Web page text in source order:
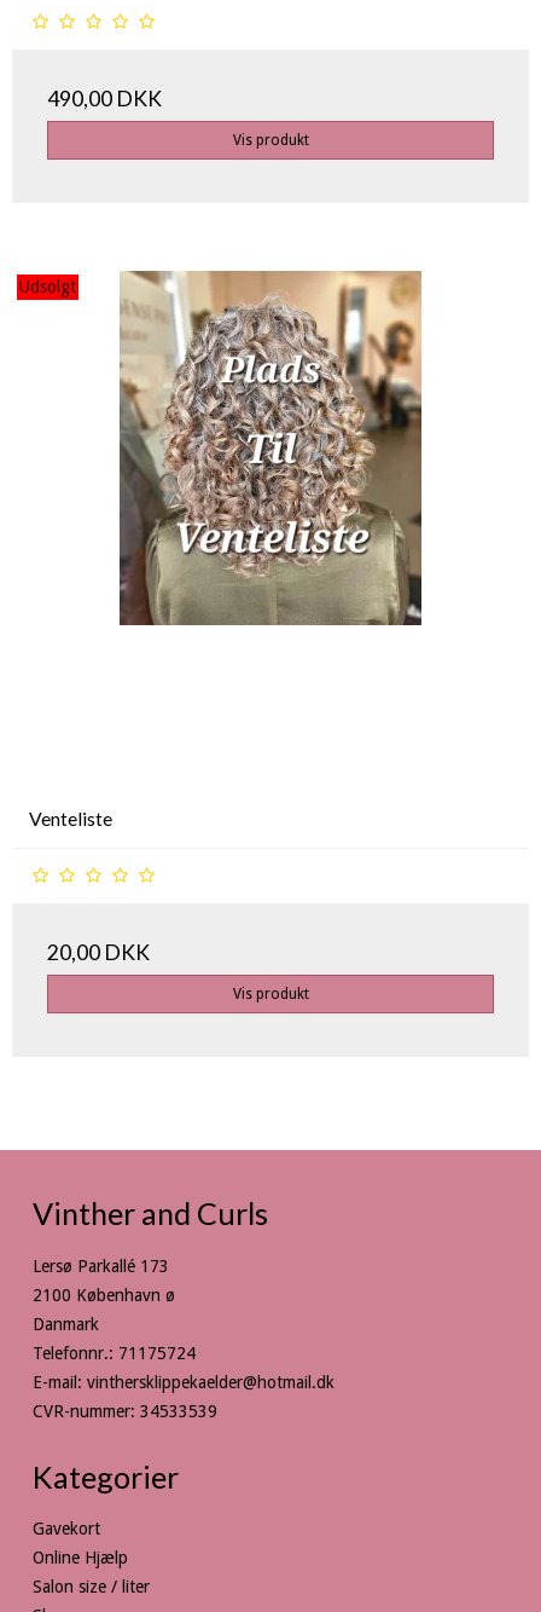
490,00 DKK
Vis produkt
Udsolgt
Venteliste
20,00 DKK
Vis produkt
Vinther and Curls
Lersø Parkallé 173
2100 København ø
Danmark
Telefonnr.: 71175724
E-mail : vinthersklippekaelder@hotmail.dk
CVR-nummer: 34533539
Kategorier
Gavekort
Online Hjælp
Salon size / liter